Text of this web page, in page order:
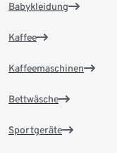
Babykleidung
Kaffee
Kaffeemaschinen
Bettwäsche
Sportgeräte